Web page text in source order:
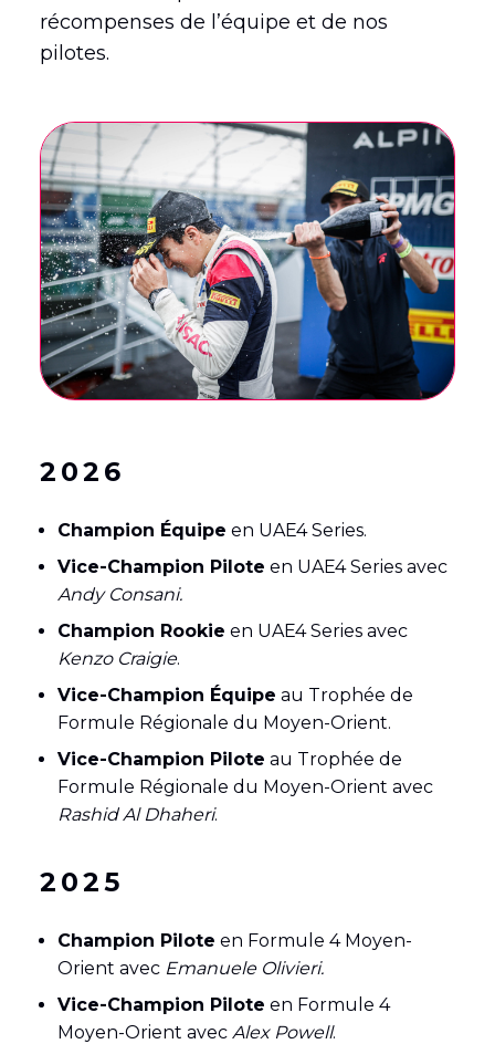
récompenses de l’équipe et de nos
pilotes.
2026
Champion Équipe en UAE4 Series.
Vice-Champion Pilote en UAE4 Series avec
Andy Consani.
Champion Rookie en UAE4 Series avec
Kenzo Craigie.
Vice-Champion Équipe au Trophée de
Formule Régionale du Moyen-Orient.
Vice-Champion Pilote au Trophée de
Formule Régionale du Moyen-Orient avec
Rashid Al Dhaheri.
2025
Champion Pilote en Formule 4 Moyen-
Orient avec Emanuele Olivieri.
Vice-Champion Pilote en Formule 4
Moyen-Orient avec Alex Powell.